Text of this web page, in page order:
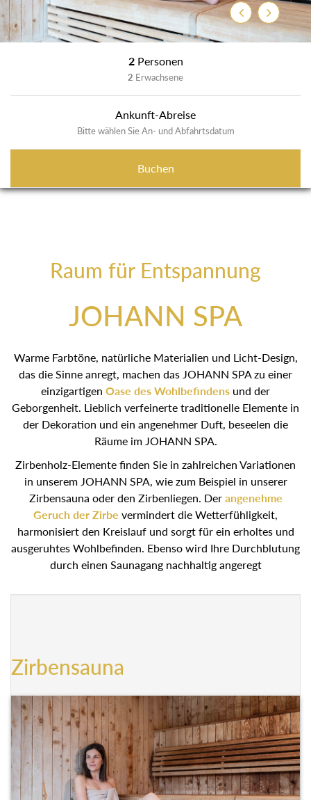
Previous
Next
2 Personen
2 Erwachsene
Ankunft-Abreise
Bitte wählen Sie An- und Abfahrtsdatum
Buchen
Raum für Entspannung
JOHANN SPA
Warme Farbtöne, natürliche Materialien und Licht-Design,
das die Sinne anregt, machen das JOHANN SPA zu einer
einzigartigen Oase des Wohlbefindensund der
Geborgenheit. Lieblich verfeinerte traditionelle Elemente in
der Dekoration und ein angenehmer Duft, beseelen die
Räume im JOHANN SPA.
Zirbenholz-Elemente finden Sie in zahlreichen Variationen
in unserem JOHANN SPA, wie zum Beispiel in unserer
Zirbensauna oder den Zirbenliegen. Derangenehme
Geruch der Zirbevermindert die Wetterfühligkeit,
harmonisiert den Kreislauf und sorgt für ein erholtes und
ausgeruhtes Wohlbefinden. Ebenso wird Ihre
Durchblutung durch einen Saunagang nachhaltig angeregt
Zirbensauna